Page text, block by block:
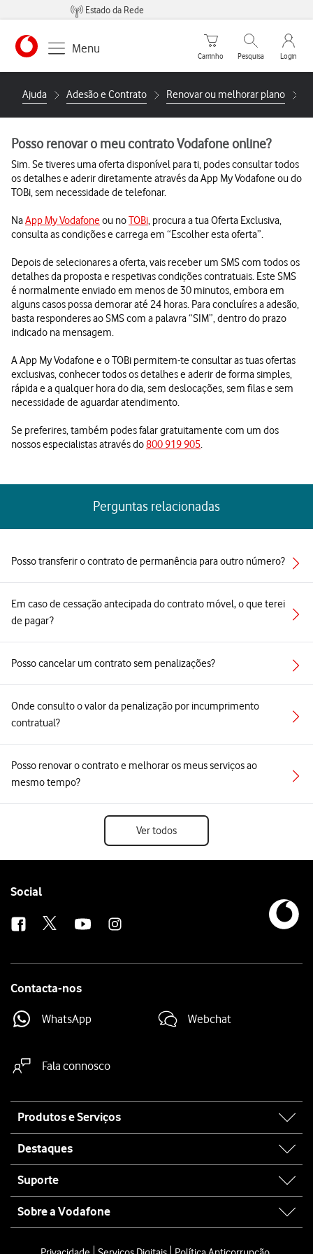
Estado da Rede
https://www.vodafone.pt
Menu
Carrinho de compras
Carrinho
Pesquisar
Pesquisa
My
Login
Ajuda Adesão e Contrato Renovar ou melhorar plano
Posso renovar o meu contrato Vodafone online?
Sim. Se tiveres uma oferta disponível para ti, podes consultar todos
os detalhes e aderir diretamente através da App My Vodafone ou do
TOBi, sem necessidade de telefonar.
NaApp My Vodafoneou noTOBi, procura a tua Oferta Exclusiva,
consulta as condições e carrega em “Escolher esta oferta”.
Depois de selecionares a oferta, vais receber um SMS com todos os
detalhes da proposta e respetivas condições contratuais. Este SMS
é normalmente enviado em menos de 30 minutos, embora em
alguns casos possa demorar até 24 horas. Para concluíres a adesão,
basta responderes ao SMS com a palavra “SIM”, dentro do prazo
indicado na mensagem.
A App My Vodafone e o TOBi permitem-te consultar as tuas ofertas
exclusivas, conhecer todos os detalhes e aderir de forma simples,
rápida e a qualquer hora do dia, sem deslocações, sem filas e sem
necessidade de aguardar atendimento.
Se preferires, também podes falar gratuitamente com um dos
nossos especialistas através do 800 919 905.
Perguntas relacionadas
Posso transferir o contrato de permanência para outro número?
Em caso de cessação antecipada do contrato móvel, o que terei
de pagar?
Posso cancelar um contrato sem penalizações?
Onde consulto o valor da penalização por incumprimento
contratual?
Posso renovar o contrato e melhorar os meus serviços ao
mesmo tempo?
Ver todos
Follow
Social
Contacta-nos
WhatsApp Webchat
Fala connosco
map
Produtos e Serviços
Destaques
Suporte
Sobre a Vodafone